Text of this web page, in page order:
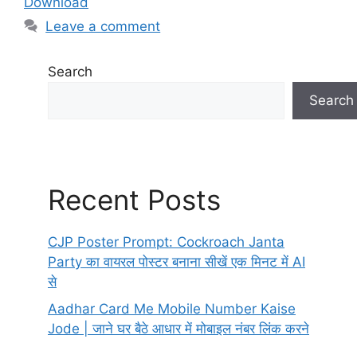
k
Leave a comment
Search
Search
Recent Posts
CJP Poster Prompt: Cockroach Janta
Party का वायरल पोस्टर बनाना सीखें एक मिनट में AI
से
Aadhar Card Me Mobile Number Kaise
Jode | जाने घर बैठे आधार में मोबाइल नंबर लिंक करने